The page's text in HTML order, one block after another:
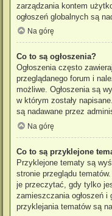
zarządzania kontem
ogłoszeń globalnych są
Na górę
Co to są ogłoszenia?
Ogłoszenia często
przeglądanego forum i
możliwe. Ogłoszenia są
w którym zostały
są nadawane przez
Na górę
Co to są przyklejone
Przyklejone tematy są
stronie przeglądu
je przeczytać, gdy tylko
zamieszczania ogłoszeń i
przyklejania tematów są